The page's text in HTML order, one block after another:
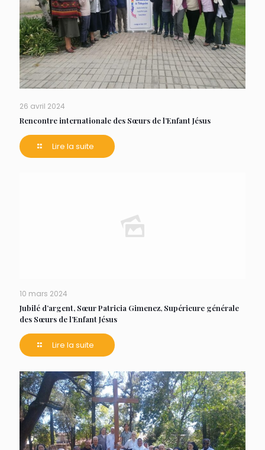
26 avril 2024
Rencontre internationale des Sœurs de l’Enfant Jésus
Lire la suite
10 mars 2024
Jubilé d’argent, Sœur Patricia Gimenez, Supérieure générale
des Sœurs de l’Enfant Jésus
Lire la suite